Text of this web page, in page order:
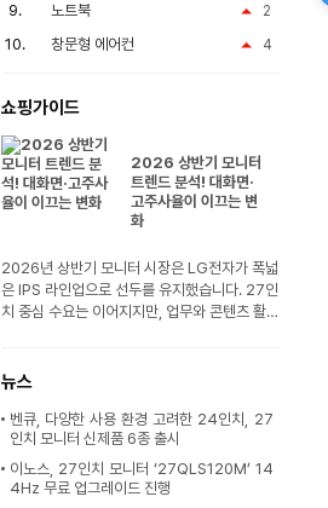
2
노트북
4
창문형 에어컨
쇼핑가이드
2026 상반기 모니터
트렌드 분석! 대화면·
고주사율이 이끄는 변
화
2026년 상반기 모니터 시장은 LG전자가 폭넓
은 IPS 라인업으로 선두를 유지했습니다. 27인
치 중심 수요는 이어지지만, 업무와 콘텐츠 활
뉴스
벤큐, 다양한 사용 환경 고려한 24인치, 27
인치 모니터 신제품 6종 출시
이노스, 27인치 모니터 ‘27QLS120M’ 14
4Hz 무료 업그레이드 진행